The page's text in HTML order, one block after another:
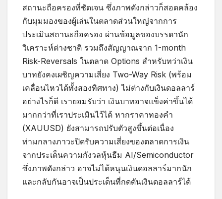
สถานะถือครองที่ชัดเจน ซึ่งภาพดังกล่าวก็สอดคล้อง
กับมุมมองของผู้เล่นในตลาดส่วนใหญ่จากการ
ประเมินสถานะถือครอง ผ่านข้อมูลของบรรดานัก
วิเคราะห์ต่างชาติ รวมถึงสัญญาณจาก 1-month
Risk-Reversals ในตลาด Options สำหรับทว่าเงิน
บาทยังคงเผชิญความเสี่ยง Two-Way Risk (พร้อม
เคลื่อนไหวได้ทั้งสองทิศทาง) ไม่ต่างกับเงินดอลลาร์
อย่างไรก็ดี เรายอมรับว่า เงินบาทอาจแข็งค่าขึ้นได้
มากกว่าที่เราประเมินไว้ได้ หากราคาทองคำ
(XAUUSD) ยังสามารถปรับตัวสูงขึ้นต่อเนื่อง
ท่ามกลางภาวะปิดรับความเสี่ยงของตลาดการเงิน
จากประเด็นความกังวลหุ้นธีม AI/Semiconductor
ซึ่งภาพดังกล่าว อาจไม่ได้หนุนเงินดอลลาร์มากนัก
และกลับกันอาจเป็นประเด็นที่กดดันเงินดอลลาร์ได้